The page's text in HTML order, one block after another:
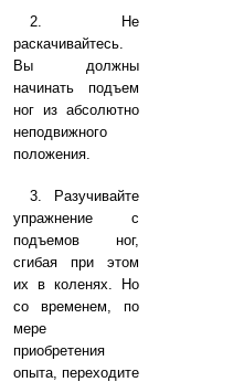
2. Не
раскачивайтесь.
Вы должны
начинать подъем
ног из абсолютно
неподвижного
положения.
3. Разучивайте
упражнение с
подъемов ног,
сгибая при этом
их в коленях. Но
со временем, по
мере
приобретения
опыта, переходите